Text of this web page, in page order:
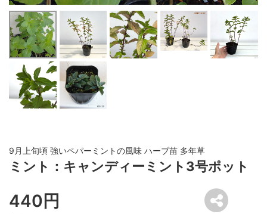
9月上旬頃 強いペパーミントの風味 ハーブ苗 多年草
ミント：キャンディーミント3号ポット
440円